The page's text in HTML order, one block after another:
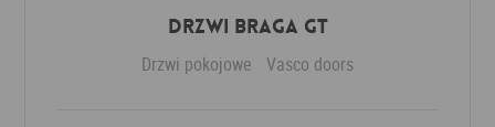
Drzwi Braga GT
Drzwi pokojowe Vasco doors